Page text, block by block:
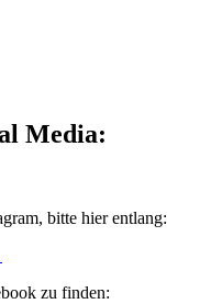
Media:
bitte hier entlang:
zu finden: